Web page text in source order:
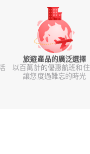
旅遊產品的廣泛選擇
以百萬計的優惠航班和
讓您度過難忘的時光